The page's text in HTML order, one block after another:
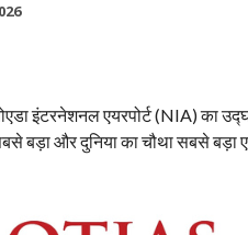
इंटरनेशनल एयरपोर्ट (NIA) का
बड़ा और दुनिया का चौथा सबसे बड़ा